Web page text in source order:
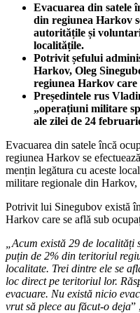
Evacuarea din satele
din regiunea Harkov
autoritățile și
localitățile.
Potrivit șefului
Harkov, Oleg
regiunea Harkov care
Președintele rus
„operațiuni militare
ale zilei de 24
Evacuarea din satele încă
regiunea Harkov se
mențin legătura cu aceste
militare regionale din Harkov,
Potrivit lui Sinegubov există
Harkov care se află sub
„Acum există 29 de
puțin de 2% din teritoriul
localitate. Trei dintre ele se
loc direct pe teritoriul lor.
evacuare. Nu există nicio
vrut să plece au făcut-o deja”